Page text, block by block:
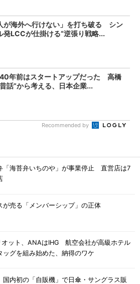
が海外へ行けない」を打ち破る シン
発LCCが仕掛ける“逆張り戦略...
年前はスタートアップだった 高橋
話”から考える、日本企業...
Recommended by
「海苔弁いちのや」が事業停止 直営店は7
が売る「メンバーシップ」の正体
オット、ANAはIHG 航空会社が高級ホテル
ッグを組み始めた、納得のワケ
国内初の「自販機」で日傘・サングラス販